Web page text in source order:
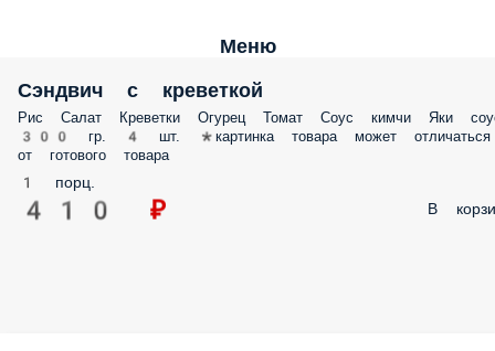
Меню
Сэндвич с креветкой
Рис Салат Креветки Огурец Томат Соус кимчи Яки
300 гр. 4 шт. *картинка товара может отличаться
от готового товара
1 порц.
410 ₽ В